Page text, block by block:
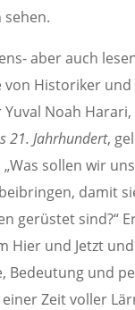
sehen.
aber auch
von Historiker und
Noah Harari,
21. Jahrhundert,
sollen wir
damit
gerüstet sind?“
Hier und Jetzt
Bedeutung und
Zeit voller